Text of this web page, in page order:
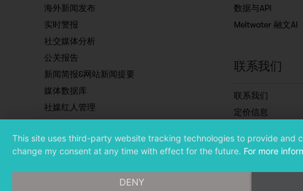
海外新闻发布
实时警报
社交媒体分析
公关报告
新闻简报&网站新闻提要
媒体数据库
社媒红人管理
数据与API
Meltwater 融文AI
联系我们
联系我们
定价信息
订阅简讯
This site uses third-party website tracking technologies to provide and
change my consent at any time with effect for the future. For more
DENY